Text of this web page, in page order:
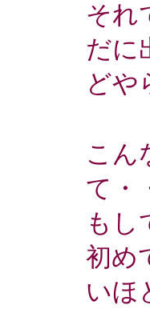
それ
だに
どや
こん
て・
もし
初め
いほ